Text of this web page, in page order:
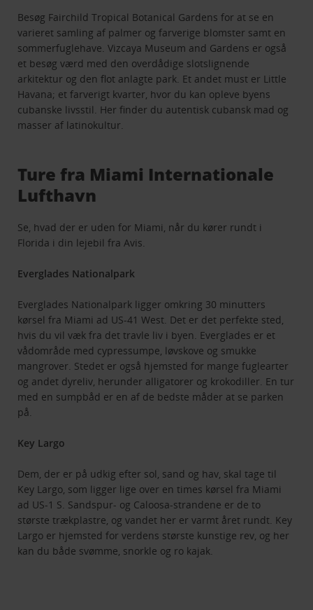
Besøg Fairchild Tropical Botanical Gardens for at se en
varieret samling af palmer og farverige blomster samt en
sommerfuglehave. Vizcaya Museum and Gardens er også
et besøg værd med den overdådige slotslignende
arkitektur og den flot anlagte park. Et andet must er Little
Havana; et farverigt kvarter, hvor du kan opleve byens
cubanske livsstil. Her finder du autentisk cubansk mad og
masser af latinokultur.
Ture fra Miami Internationale
Lufthavn
Se, hvad der er uden for Miami, når du kører rundt i
Florida i din lejebil fra Avis.
Everglades Nationalpark
Everglades Nationalpark ligger omkring 30 minutters
kørsel fra Miami ad US-41 West. Det er det perfekte sted,
hvis du vil væk fra det travle liv i byen. Everglades er et
vådområde med cypressumpe, løvskove og smukke
mangrover. Stedet er også hjemsted for mange fuglearter
og andet dyreliv, herunder alligatorer og krokodiller. En tur
med en sumpbåd er en af de bedste måder at se parken
på.
Key Largo
Dem, der er på udkig efter sol, sand og hav, skal tage til
Key Largo, som ligger lige over en times kørsel fra Miami
ad US-1 S. Sandspur- og Caloosa-strandene er de to
største trækplastre, og vandet her er varmt året rundt. Key
Largo er hjemsted for verdens største kunstige rev, og her
kan du både svømme, snorkle og ro kajak.